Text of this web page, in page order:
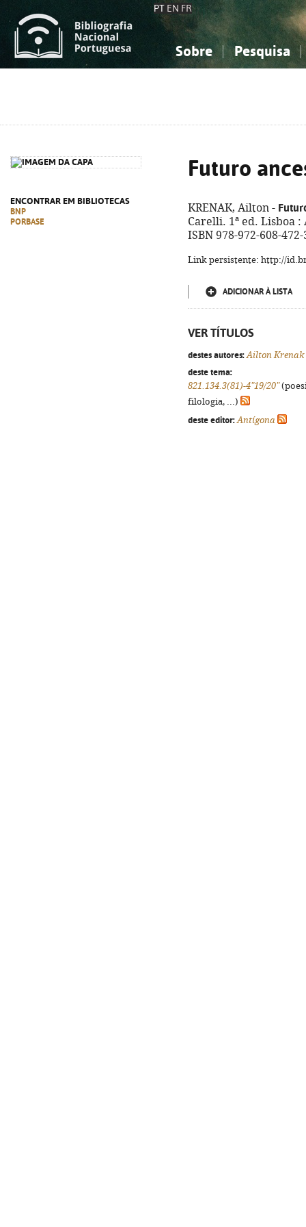
PT EN FR
Sobre Pesquisa
ENCONTRAR EM BIBLIOTECAS
BNP
PORBASE
Futuro
KRENAK, Ailton -
Carelli. 1ª ed. Lisboa :
ISBN 978-972-608-472-
Link persistente: http://
ADICIONAR À LISTA
VER TÍTULOS
destes autores: Ailton Krenak
deste tema:
821.134.3(81)-4"19/20"
filologia, ...)
deste editor: Antígona